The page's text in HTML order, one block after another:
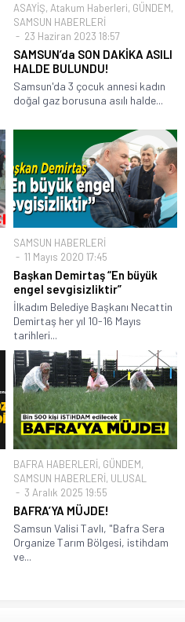
ASAYİŞ, Atakum Haberleri, GÜNDEM,
SAMSUN HABERLERİ
23 Haziran 2023 18:57
SAMSUN’da SON DAKİKA ASILI
HALDE BULUNDU!
Samsun'da 3 çocuk annesi kadın
doğal gaz borusuna asılı halde...
SAMSUN HABERLERİ
11 Mayıs 2020 17:45
Başkan Demirtaş “En büyük
engel sevgisizliktir”
İlkadım Belediye Başkanı Necattin
Demirtaş her yıl 10-16 Mayıs
tarihleri...
BAFRA HABERLERİ, GÜNDEM,
SAMSUN HABERLERİ, ULUSAL
3 Aralık 2025 19:55
BAFRA’YA MÜJDE!
Samsun Valisi Tavlı, "Bafra Sera
Organize Tarım Bölgesi, istihdam
ve...